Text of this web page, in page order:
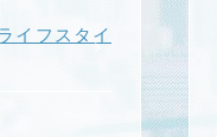
イフスタイ